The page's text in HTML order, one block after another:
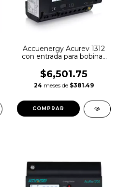
Accuenergy Acurev 1312
con entrada para bobinas
$6,501.75
24 meses de $381.49